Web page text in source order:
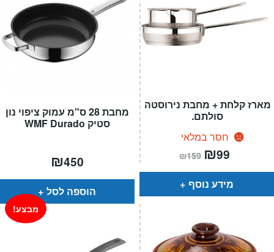
מחבת 28 ס"מ עמוק ציפוי נון
סטיק WMF Durado
₪450
הוספה לסל
מארז קלחת + מחבת נירוסטה
סולתם.
חסר במלאי
₪159 המחיר
המקורי
היה:
₪159.
₪99
הוא:
מידע נוסף
מבצע!